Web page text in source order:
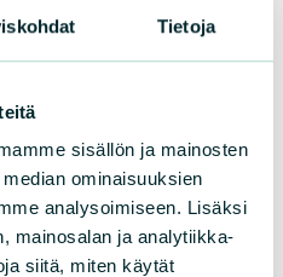
Tietoja
sisällön ja mainosten
ominaisuuksien
analysoimiseen. Lisäksi
mainosalan ja analytiikka-
siitä, miten käytät
Turpeen
vuotta sitten
lintukosteikko ja